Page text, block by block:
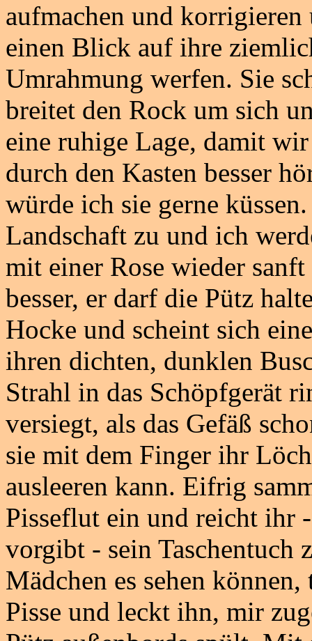
aufmachen und
einen Blick auf ihre
Umrahmung werfen. Sie
breitet den Rock um sich
eine ruhige Lage, damit
durch den Kasten besser
würde ich sie gerne
Landschaft zu und ich
mit einer Rose wieder
besser, er darf die Pütz
Hocke und scheint sich
ihren dichten, dunklen
Strahl in das Schöpfgerät
versiegt, als das Gefäß
sie mit dem Finger ihr
ausleeren kann. Eifrig
Pisseflut ein und reicht ihr
vorgibt - sein Taschentuch
Mädchen es sehen
Pisse und leckt ihn, mir